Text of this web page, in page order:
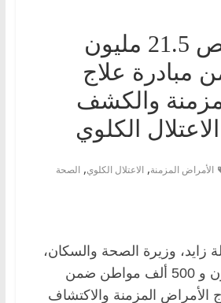
الصحة: فحص 21.5 مليون
مبادرة علاج
والكشف
الكلوي
الأمراض المزمنة, الاعتلال الكلوي, الصحة
زايد، وزيرة الصحة والسكان،
عن فحص 21 مليون و 500 ألف مواطن ضمن
المزمنة والاكتشاف